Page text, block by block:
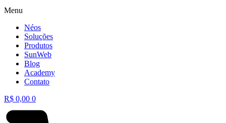
Menu
Néos
Soluções
Produtos
SunWeb
Blog
Academy
Contato
R$ 0,00 0